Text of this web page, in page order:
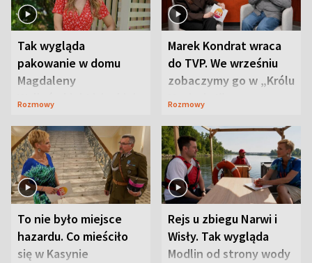
Tak wygląda
pakowanie w domu
Magdaleny
Waligórskiej-Lisieckiej.
Rozmowy
Marek Kondrat wraca
do TVP. We wrześniu
zobaczymy go w „Królu
Maciusiu I”
Rozmowy
To nie było miejsce
hazardu. Co mieściło
się w Kasynie
Rejs u zbiegu Narwi i
Wisły. Tak wygląda
Modlin od strony wody